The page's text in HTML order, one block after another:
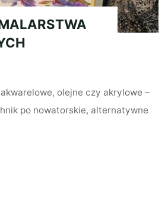
olejne czy akrylowe –
po nowatorskie, alternatywne